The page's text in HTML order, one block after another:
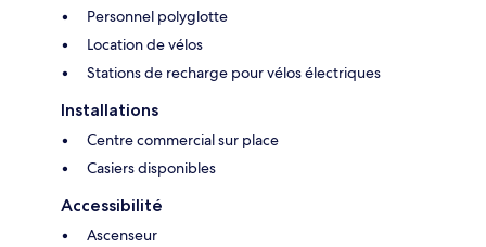
Personnel polyglotte
Location de vélos
Stations de recharge pour vélos électriques
Installations
Centre commercial sur place
Casiers disponibles
Accessibilité
Ascenseur